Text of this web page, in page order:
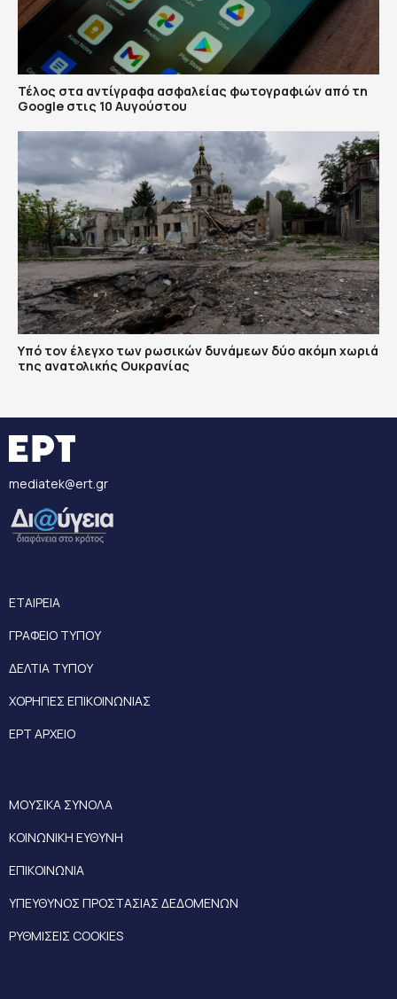
Τέλος στα αντίγραφα ασφαλείας φωτογραφιών από τη
Google στις 10 Αυγούστου
Υπό τον έλεγχο των ρωσικών δυνάμεων δύο ακόμη χωριά
της ανατολικής Ουκρανίας
mediatek@ert.gr
ΕΤΑΙΡΕΙΑ
ΓΡΑΦΕΙΟ ΤΥΠΟΥ
ΔΕΛΤΙΑ ΤΥΠΟΥ
ΧΟΡΗΓΙΕΣ ΕΠΙΚΟΙΝΩΝΙΑΣ
ΕΡΤ ΑΡΧΕΙΟ
ΜΟΥΣΙΚΑ ΣΥΝΟΛΑ
ΚΟΙΝΩΝΙΚΗ ΕΥΘΥΝΗ
ΕΠΙΚΟΙΝΩΝΙΑ
ΥΠΕΥΘΥΝΟΣ ΠΡΟΣΤΑΣΙΑΣ ΔΕΔΟΜΕΝΩΝ
ΡΥΘΜΙΣΕΙΣ COOKIES